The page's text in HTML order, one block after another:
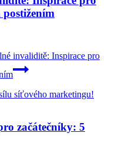
invaliditě: Inspirace pro
začátečníky: 5